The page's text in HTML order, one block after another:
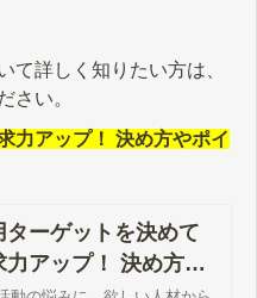
て詳しく知りたい方は、
さい。
力アップ！ 決め方やポイ
ターゲットを決めて
力アップ！ 決め方や